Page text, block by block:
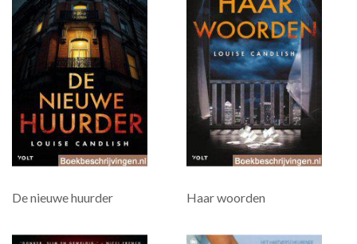
De nieuwe huurder Haar woorden